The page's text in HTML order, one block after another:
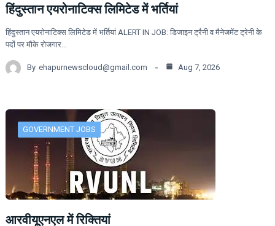
हिंदुस्तान एयरोनाटिक्स लिमिटेड में भर्तियां
हिंदुस्तान एयरोनाटिक्स लिमिटेड में भर्तियां ALERT IN JOB: डिजाइन ट्रैनी व मैनेजमेंट ट्रेनी के
पदों पर मौके रोजगार…
By ehapurnewscloud@gmail.com Aug 7, 2026
GOVERNMENT JOBS
आरवीयूएनएल में रिक्तियां